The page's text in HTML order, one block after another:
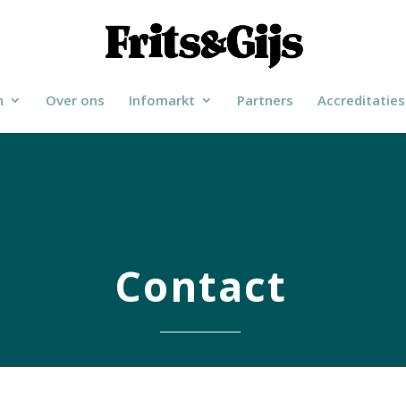
Over ons Infomarkt Partners Accreditaties
Contact